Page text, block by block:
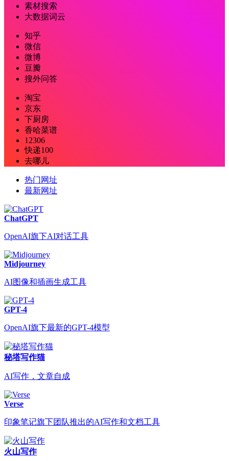
素材搜索
大数据词云
知乎
微信
微博
豆瓣
搜外问答
淘宝
京东
下厨房
香哈菜谱
12306
快递100
去哪儿
热门网址
最新网址
ChatGPT
OpenAI旗下AI对话工具
Midjourney
AI图像和插画生成工具
GPT-4
OpenAI旗下最新的GPT-4模型
秘塔写作猫
AI写作，文章自成
Verse
印象笔记旗下团队推出的AI写作和文档工具
火山写作